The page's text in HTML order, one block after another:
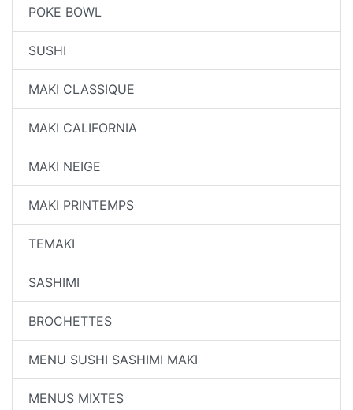
POKE BOWL
SUSHI
MAKI CLASSIQUE
MAKI CALIFORNIA
MAKI NEIGE
MAKI PRINTEMPS
TEMAKI
SASHIMI
BROCHETTES
MENU SUSHI SASHIMI MAKI
MENUS MIXTES